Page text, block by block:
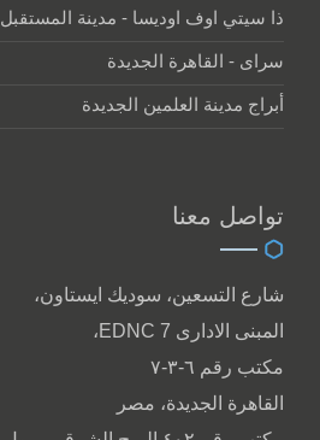
ذا سيتي اوف اوديسا - مدينة المستقبل
سراى - القاهرة الجديدة
أبراج مدينة العلمين الجديدة
تواصل معنا
شارع التسعين، سوديك ايستاون،
المبنى الادارى EDNC 7،
مكتب رقم ٦-٣-٧
القاهرة الجديدة، مصر